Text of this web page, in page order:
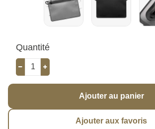
Quantité
Ajouter au panier
Ajouter aux favoris